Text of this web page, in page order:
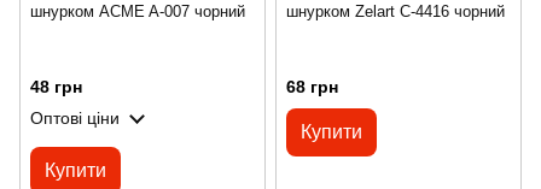
шнурком ACME A-007 чорний
48 грн
Оптові ціни
Купити
шнурком Zelart C-4416 чорний
68 грн
Купити